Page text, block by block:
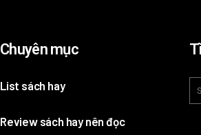
Chuyên mục
List sách hay
Review sách hay nên đọc